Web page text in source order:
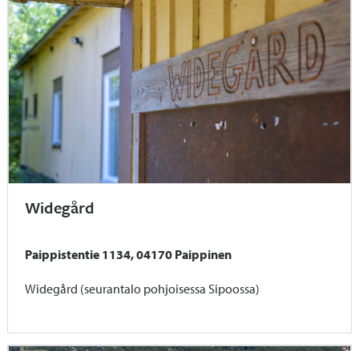
Widegård
Paippistentie 1134, 04170 Paippinen
Widegård (seurantalo pohjoisessa Sipoossa)